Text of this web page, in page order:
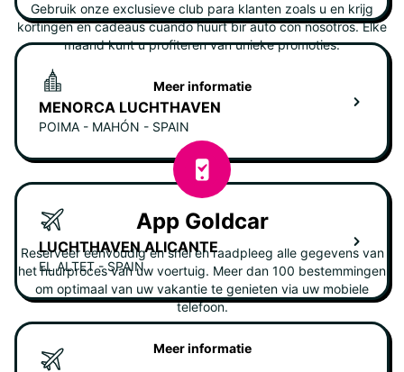
MENORCA LUCHTHAVEN
POIMA - MAHÓN - SPAIN
LUCHTHAVEN ALICANTE
EL ALTET - SPAIN
Gebruik onze exclusieve club para klanten zoals u en krijg
kortingen en cadeaus cuando huurt bir auto con nosotros. Elke
maand kunt u profiteren van unieke promoties.
Meer informatie
App Goldcar
Reserveer eenvoudig en snel en raadpleeg alle gegevens van
het huurproces van uw voertuig. Meer dan 100 bestemmingen
om optimaal van uw vakantie te genieten via uw mobiele
telefoon.
Meer informatie